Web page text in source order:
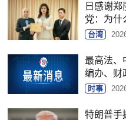
日感谢郑
党：为什
台湾
最高法、
编办、财
时事
特朗普手